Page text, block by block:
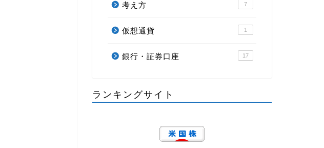
考え方 7
仮想通貨 1
銀行・証券口座 17
ランキングサイト